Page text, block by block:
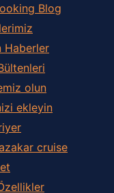
Blog
Haberler
olun
ekleyin
сruise